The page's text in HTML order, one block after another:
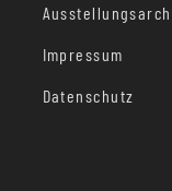
Impressum
Datenschutz